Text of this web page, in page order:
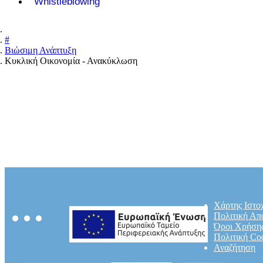
#
Βιώσιμη Ανάπτυξη
Κυκλική Οικονομία - Ανακύκλωση
Χάρτης
Πολιτική
Όροι
Πολιτική
Αναζήτηση